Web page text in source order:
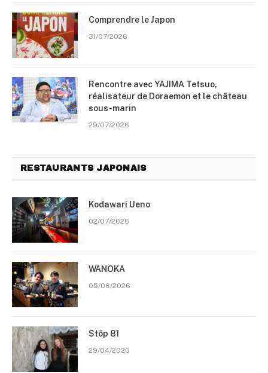
Comprendre le Japon
31/07/2026
Rencontre avec YAJIMA Tetsuo,
réalisateur de Doraemon et le château
sous-marin
29/07/2026
RESTAURANTS JAPONAIS
Kodawari Ueno
02/07/2026
WANOKA
05/06/2026
Stōp 81
29/04/2026